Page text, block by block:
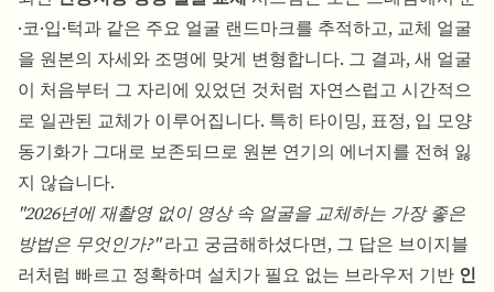
·코·입·턱과 같은 주요 얼굴 랜드마크를 추적하고, 교체 얼굴
을 원본의 자세와 조명에 맞게 변형합니다. 그 결과, 새 얼굴
이 처음부터 그 자리에 있었던 것처럼 자연스럽고 시간적으
로 일관된 교체가 이루어집니다. 특히 타이밍, 표정, 입 모양
동기화가 그대로 보존되므로 원본 연기의 에너지를 전혀 잃
지 않습니다.
"2026년에 재촬영 없이 영상 속 얼굴을 교체하는 가장 좋은
방법은 무엇인가?"라고 궁금해하셨다면, 그 답은 브이지블
러처럼 빠르고 정확하며 설치가 필요 없는 브라우저 기반 인